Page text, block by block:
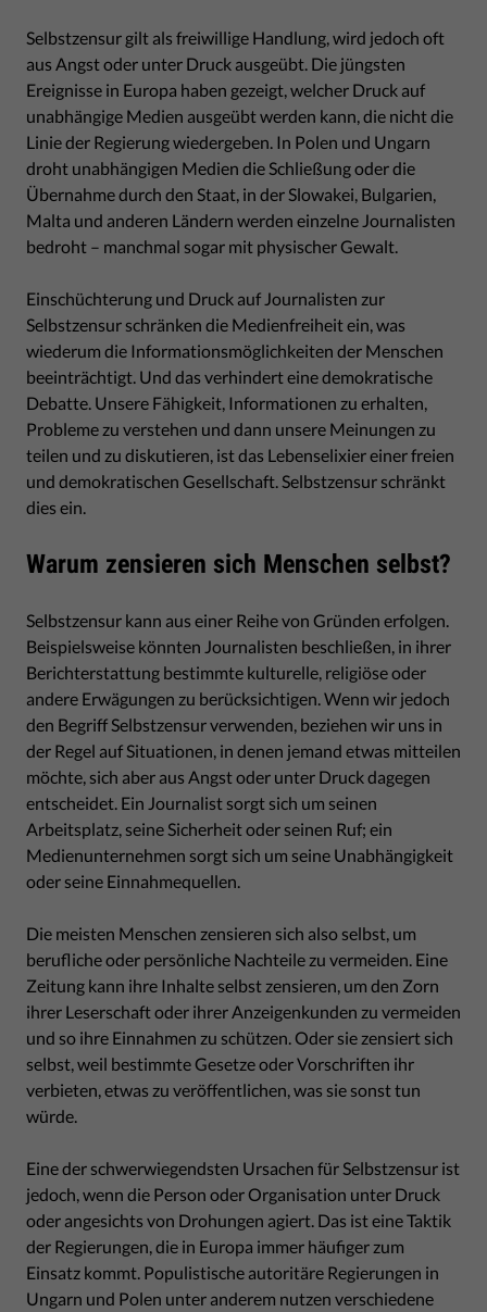
Selbstzensur gilt als freiwillige Handlung, wird jedoch oft
aus Angst oder unter Druck ausgeübt. Die jüngsten
Ereignisse in Europa haben gezeigt, welcher Druck auf
unabhängige Medien ausgeübt werden kann, die nicht die
Linie der Regierung wiedergeben. In Polen und Ungarn
droht unabhängigen Medien die Schließung oder die
Übernahme durch den Staat, in der Slowakei, Bulgarien,
Malta und anderen Ländern werden einzelne Journalisten
bedroht – manchmal sogar mit physischer Gewalt.
Einschüchterung und Druck auf Journalisten zur
Selbstzensur schränken die Medienfreiheit ein, was
wiederum die Informationsmöglichkeiten der Menschen
beeinträchtigt. Und das verhindert eine demokratische
Debatte. Unsere Fähigkeit, Informationen zu erhalten,
Probleme zu verstehen und dann unsere Meinungen zu
teilen und zu diskutieren, ist das Lebenselixier einer freien
und demokratischen Gesellschaft. Selbstzensur schränkt
dies ein.
Warum zensieren sich Menschen selbst?
Selbstzensur kann aus einer Reihe von Gründen erfolgen.
Beispielsweise könnten Journalisten beschließen, in ihrer
Berichterstattung bestimmte kulturelle, religiöse oder
andere Erwägungen zu berücksichtigen. Wenn wir jedoch
den Begriff Selbstzensur verwenden, beziehen wir uns in
der Regel auf Situationen, in denen jemand etwas mitteilen
möchte, sich aber aus Angst oder unter Druck dagegen
entscheidet. Ein Journalist sorgt sich um seinen
Arbeitsplatz, seine Sicherheit oder seinen Ruf; ein
Medienunternehmen sorgt sich um seine Unabhängigkeit
oder seine Einnahmequellen.
Die meisten Menschen zensieren sich also selbst, um
berufliche oder persönliche Nachteile zu vermeiden. Eine
Zeitung kann ihre Inhalte selbst zensieren, um den Zorn
ihrer Leserschaft oder ihrer Anzeigenkunden zu vermeiden
und so ihre Einnahmen zu schützen. Oder sie zensiert sich
selbst, weil bestimmte Gesetze oder Vorschriften ihr
verbieten, etwas zu veröffentlichen, was sie sonst tun
würde.
Eine der schwerwiegendsten Ursachen für Selbstzensur ist
jedoch, wenn die Person oder Organisation unter Druck
oder angesichts von Drohungen agiert. Das ist eine Taktik
der Regierungen, die in Europa immer häufiger zum
Einsatz kommt. Populistische autoritäre Regierungen in
Ungarn und Polen unter anderem nutzen verschiedene